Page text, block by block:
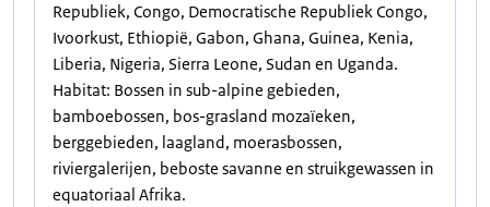
Republiek, Congo, Democratische Republiek Congo,
Ivoorkust, Ethiopië, Gabon, Ghana, Guinea, Kenia,
Liberia, Nigeria, Sierra Leone, Sudan en Uganda.
Habitat: Bossen in sub-alpine gebieden,
bamboebossen, bos-grasland mozaïeken,
berggebieden, laagland, moerasbossen,
riviergalerijen, beboste savanne en struikgewassen in
equatoriaal Afrika.